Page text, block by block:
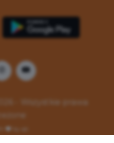
- Wszystkie prawa